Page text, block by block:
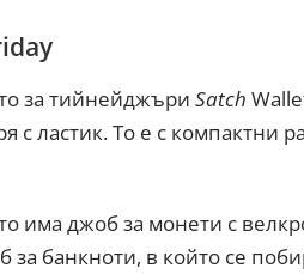
за тийнейджъриSatch
с ластик. То е с компактни
има джоб за монети с
за банкноти, в който се